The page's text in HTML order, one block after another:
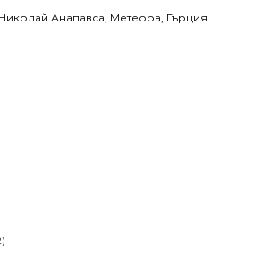
Анапавса, Метеора, Гърция